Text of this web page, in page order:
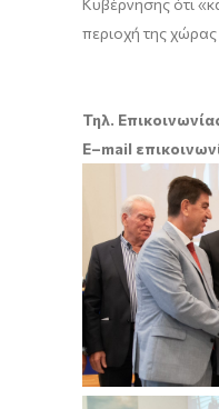
Κυβέρνησης ότι
περιοχή της
Τηλ.
E–mail